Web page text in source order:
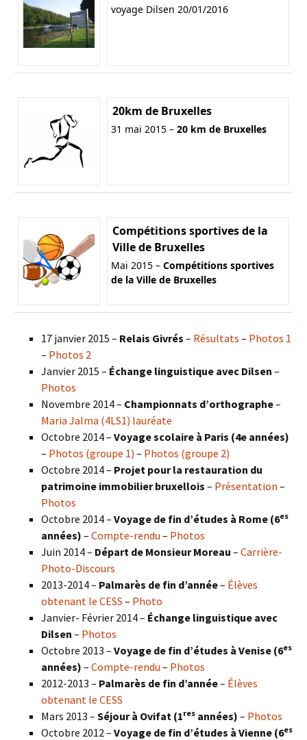
voyage Dilsen 20/01/2016
20km de Bruxelles
31 mai 2015 – 20 km de Bruxelles
Compétitions sportives de la
Ville de Bruxelles
Mai 2015 – Compétitions sportives
de la Ville de Bruxelles
17 janvier 2015 – Relais Givrés – Résultats – Photos 1
– Photos 2
Janvier 2015 – Échange linguistique avec Dilsen –
Photos
Novembre 2014 – Championnats d’orthographe–
Maria Jalma (4LS1) lauréate
Octobre 2014 – Voyage scolaire à Paris (4e années)
– Photos (groupe 1) – Photos (groupe 2)
Octobre 2014 – Projet pour la restauration du
patrimoine immobilier bruxellois – Présentation –
Photos
Octobre 2014 – Voyage de fin d’études à Rome (6es
années) – Compte-rendu – Photos
Juin 2014 – Départ de Monsieur Moreau – Carrière-
Photo-Discours
2013-2014 – Palmarès de fin d’année– Élèves
obtenant le CESS – Photo
Janvier- Février 2014 – Échange linguistique avec
Dilsen – Photos
Octobre 2013 – Voyage de fin d’études à Venise (6es
années) – Compte-rendu – Photos
2012-2013 – Palmarès de fin d’année– Élèves
obtenant le CESS
Mars 2013 – Séjour à Ovifat (1res années) – Photos
Octobre 2012 – Voyage de fin d’études à Vienne (6es